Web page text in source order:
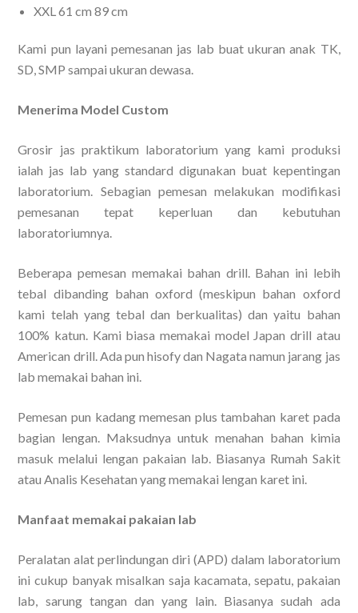
XXL 61 cm 89 cm
Kami pun layani pemesanan jas lab buat ukuran anak TK,
SD, SMP sampai ukuran dewasa.
Menerima Model Custom
Grosir jas praktikum laboratorium yang kami produksi
ialah jas lab yang standard digunakan buat kepentingan
laboratorium. Sebagian pemesan melakukan modifikasi
pemesanan tepat keperluan dan kebutuhan
laboratoriumnya.
Beberapa pemesan memakai bahan drill. Bahan ini lebih
tebal dibanding bahan oxford (meskipun bahan oxford
kami telah yang tebal dan berkualitas) dan yaitu bahan
100% katun. Kami biasa memakai model Japan drill atau
American drill. Ada pun hisofy dan Nagata namun jarang jas
lab memakai bahan ini.
Pemesan pun kadang memesan plus tambahan karet pada
bagian lengan. Maksudnya untuk menahan bahan kimia
masuk melalui lengan pakaian lab. Biasanya Rumah Sakit
atau Analis Kesehatan yang memakai lengan karet ini.
Manfaat memakai pakaian lab
Peralatan alat perlindungan diri (APD) dalam laboratorium
ini cukup banyak misalkan saja kacamata, sepatu, pakaian
lab, sarung tangan dan yang lain. Biasanya sudah ada